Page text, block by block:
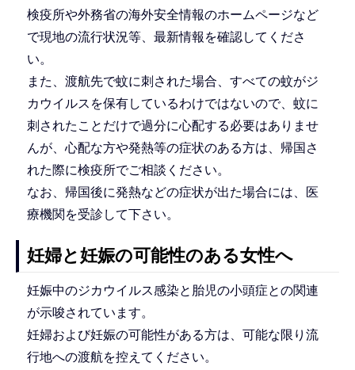
検疫所や外務省の海外安全情報のホームページなど
で現地の流行状況等、最新情報を確認してくださ
い。
また、渡航先で蚊に刺された場合、すべての蚊がジ
カウイルスを保有しているわけではないので、蚊に
刺されたことだけで過分に心配する必要はありませ
んが、心配な方や発熱等の症状のある方は、帰国さ
れた際に検疫所でご相談ください。
なお、帰国後に発熱などの症状が出た場合には、医
療機関を受診して下さい。
妊婦と妊娠の可能性のある女性へ
妊娠中のジカウイルス感染と胎児の小頭症との関連
が示唆されています。
妊婦および妊娠の可能性がある方は、可能な限り流
行地への渡航を控えてください。